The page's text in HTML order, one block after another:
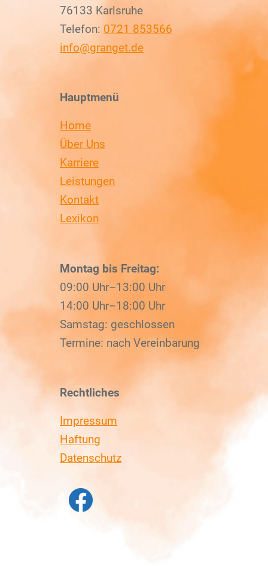
76133 Karlsruhe
Telefon: 0721 853566
info@granget.de
Hauptmenü
Home
Über Uns
Karriere
Leistungen
Kontakt
Lexikon
Montag bis Freitag:
09:00 Uhr–13:00 Uhr
14:00 Uhr–18:00 Uhr
Samstag: geschlossen
Termine: nach Vereinbarung
Rechtliches
Impressum
Haftung
Datenschutz